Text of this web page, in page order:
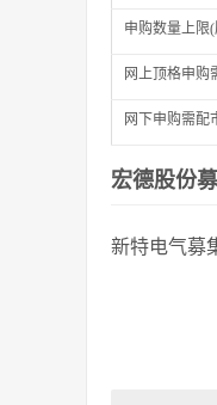
申购数量上限
网上顶格申购
网下申购需配
宏德股份
新特电气募